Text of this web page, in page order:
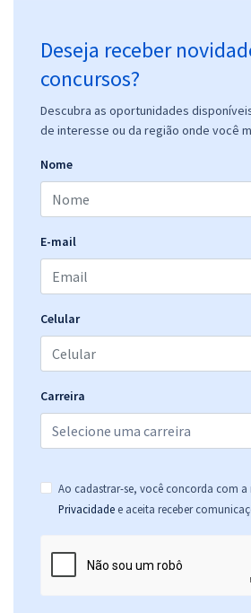
Deseja receber
concursos?
Descubra as oportunidades
de interesse ou da região onde você
Nome
E-mail
Celular
Carreira
Ao cadastrar-se, você concorda com a
Privacidade e aceita receber